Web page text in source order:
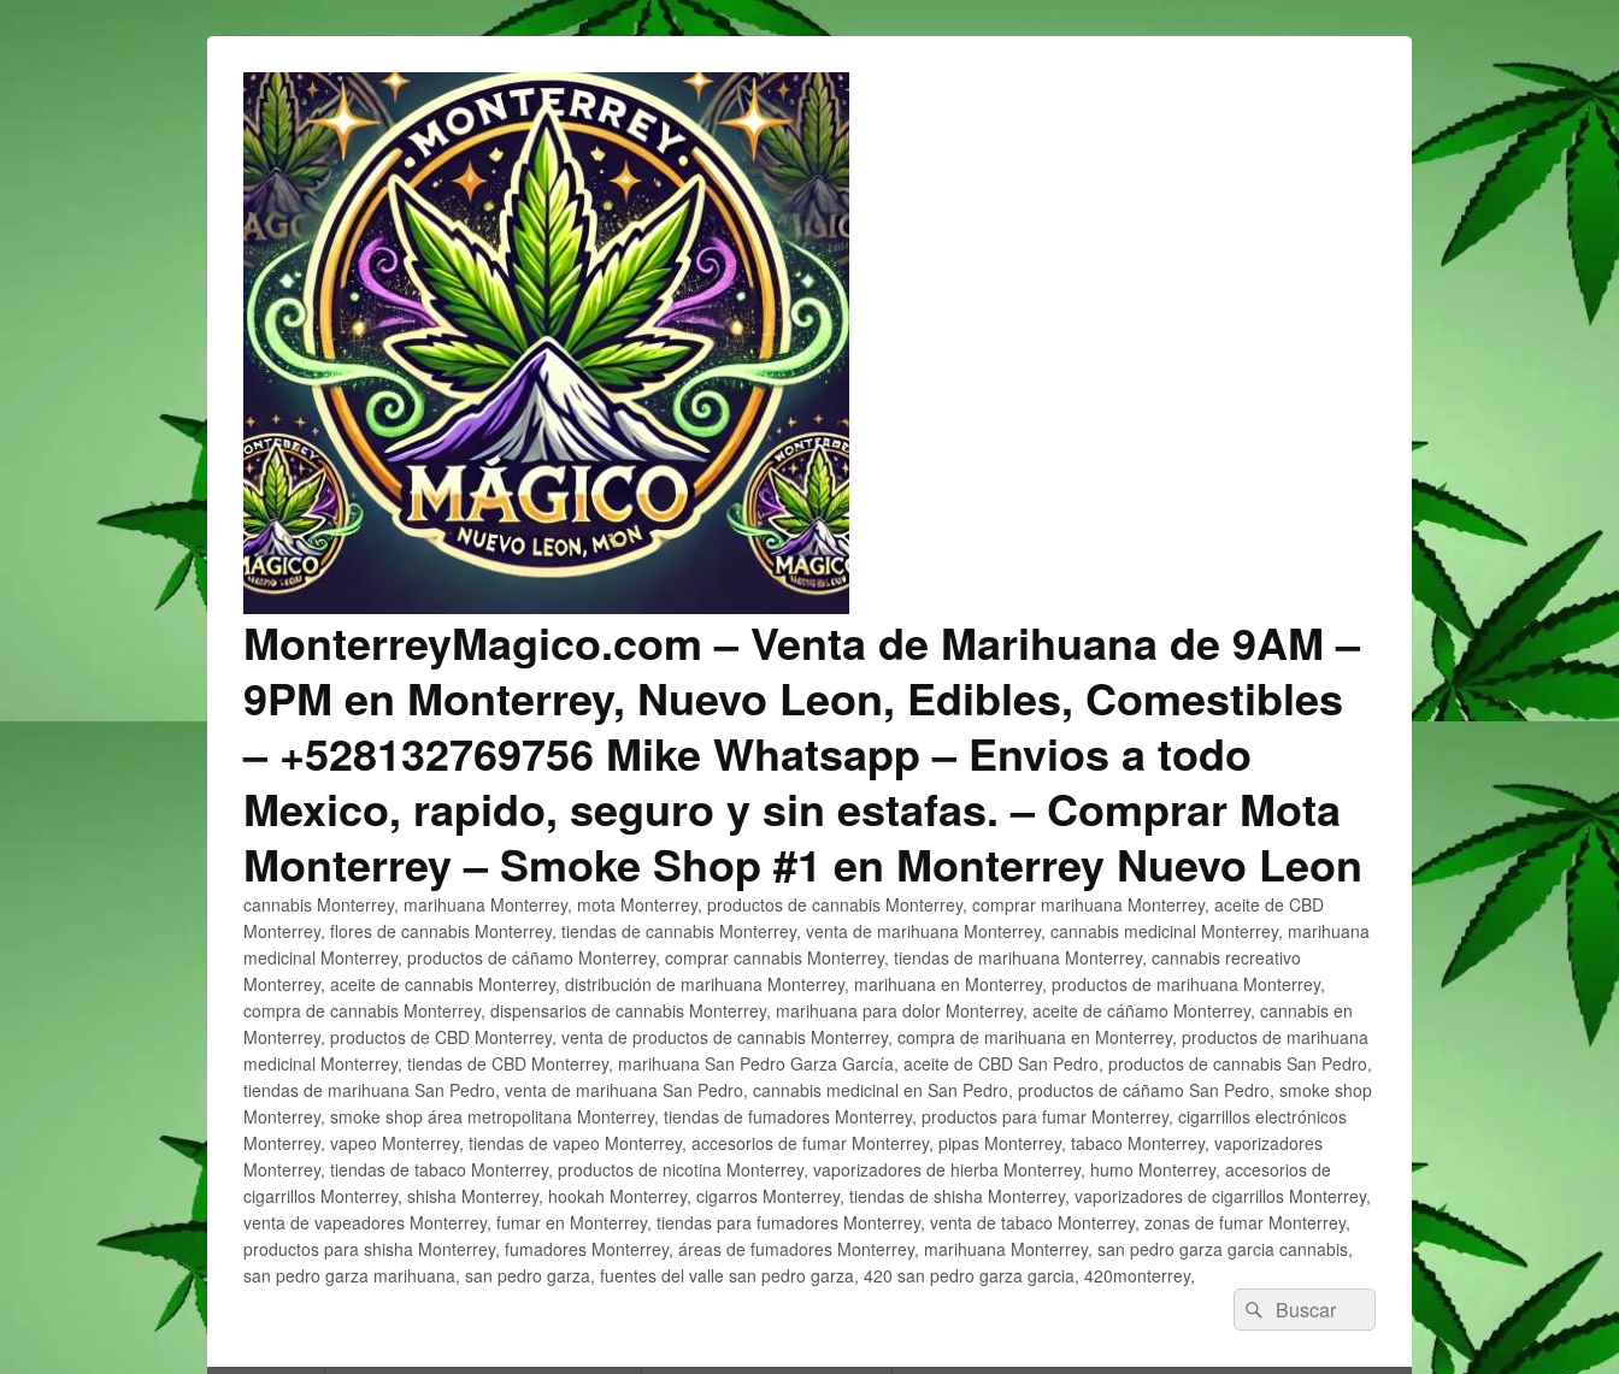
MonterreyMagico.com – Venta de Marihuana de 9AM –
9PM en Monterrey, Nuevo Leon, Edibles, Comestibles
– +528132769756 Mike Whatsapp – Envios a todo
Mexico, rapido, seguro y sin estafas. – Comprar Mota
Monterrey – Smoke Shop #1 en Monterrey Nuevo Leon
cannabis Monterrey, marihuana Monterrey, mota Monterrey, productos de cannabis Monterrey, comprar marihuana Monterrey, aceite de CBD
Monterrey, flores de cannabis Monterrey, tiendas de cannabis Monterrey, venta de marihuana Monterrey, cannabis medicinal Monterrey, marihuana
medicinal Monterrey, productos de cáñamo Monterrey, comprar cannabis Monterrey, tiendas de marihuana Monterrey, cannabis recreativo
Monterrey, aceite de cannabis Monterrey, distribución de marihuana Monterrey, marihuana en Monterrey, productos de marihuana Monterrey,
compra de cannabis Monterrey, dispensarios de cannabis Monterrey, marihuana para dolor Monterrey, aceite de cáñamo Monterrey, cannabis en
Monterrey, productos de CBD Monterrey, venta de productos de cannabis Monterrey, compra de marihuana en Monterrey, productos de marihuana
medicinal Monterrey, tiendas de CBD Monterrey, marihuana San Pedro Garza García, aceite de CBD San Pedro, productos de cannabis San Pedro,
tiendas de marihuana San Pedro, venta de marihuana San Pedro, cannabis medicinal en San Pedro, productos de cáñamo San Pedro, smoke shop
Monterrey, smoke shop área metropolitana Monterrey, tiendas de fumadores Monterrey, productos para fumar Monterrey, cigarrillos electrónicos
Monterrey, vapeo Monterrey, tiendas de vapeo Monterrey, accesorios de fumar Monterrey, pipas Monterrey, tabaco Monterrey, vaporizadores
Monterrey, tiendas de tabaco Monterrey, productos de nicotina Monterrey, vaporizadores de hierba Monterrey, humo Monterrey, accesorios de
cigarrillos Monterrey, shisha Monterrey, hookah Monterrey, cigarros Monterrey, tiendas de shisha Monterrey, vaporizadores de cigarrillos Monterrey,
venta de vapeadores Monterrey, fumar en Monterrey, tiendas para fumadores Monterrey, venta de tabaco Monterrey, zonas de fumar Monterrey,
productos para shisha Monterrey, fumadores Monterrey, áreas de fumadores Monterrey, marihuana Monterrey, san pedro garza garcia cannabis,
san pedro garza marihuana, san pedro garza, fuentes del valle san pedro garza, 420 san pedro garza garcia, 420monterrey,
Buscar
por:
Buscar